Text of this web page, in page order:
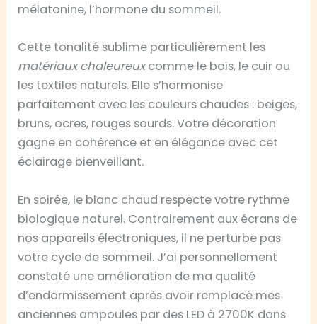
mélatonine, l’hormone du sommeil.
Cette tonalité sublime particulièrement les
matériaux chaleureuxcomme le bois, le cuir ou
les textiles naturels. Elle s’harmonise
parfaitement avec les couleurs chaudes : beiges,
bruns, ocres, rouges sourds. Votre décoration
gagne en cohérence et en élégance avec cet
éclairage bienveillant.
En soirée, le blanc chaud respecte votre rythme
biologique naturel. Contrairement aux écrans de
nos appareils électroniques, il ne perturbe pas
votre cycle de sommeil. J’ai personnellement
constaté une amélioration de ma qualité
d’endormissement après avoir remplacé mes
anciennes ampoules par des LED à 2700K dans